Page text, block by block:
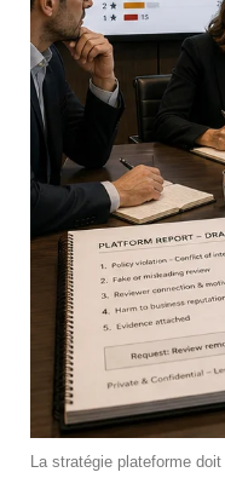
La stratégie plateforme